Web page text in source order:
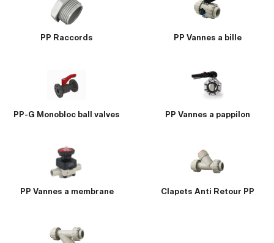
PP Raccords PP Vannes a bille
PP-G Monobloc ball valves PP Vannes a pappilon
PP Vannes a membrane Clapets Anti Retour PP